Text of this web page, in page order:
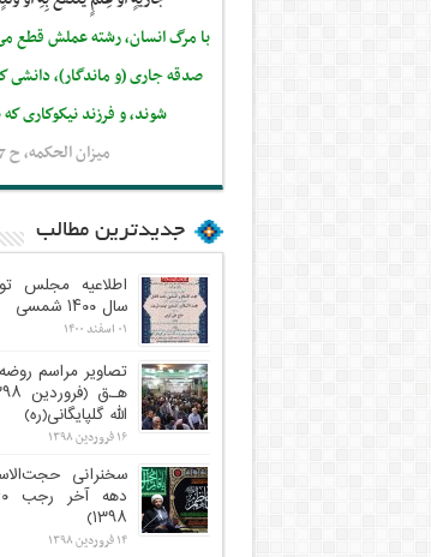
با مرگ انسان، رشته عملش قطع
صدقه جارى (و ماندگار)، دانشى
شوند، و فرزند نيكوكارى
ميزان الحكمه، ح 14287
جدیدترین مطالب
اطلاعیه مجلس
سال ۱۴۰۰ شمسی
۰۱ اسفند ۱۴۰۰
الله گلپایگانی(ره)
۱۶ فروردین ۱۳۹۸
سخنرانی
۱۳۹۸)
۱۴ فروردین ۱۳۹۸